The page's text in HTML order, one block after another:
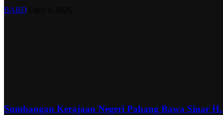
BARD
Sumbangan Kerajaan Negeri Pahang Bawa Sinar